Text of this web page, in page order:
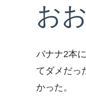
おお
バナナ2本
てダメだっ
かった。